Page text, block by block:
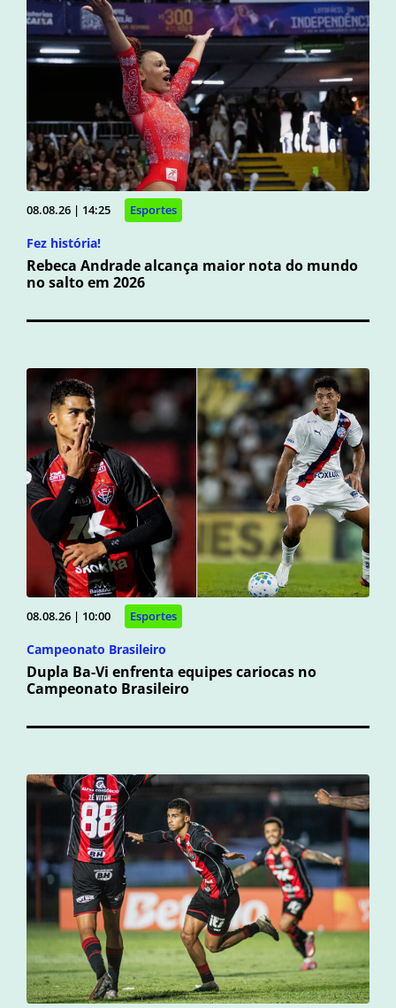
08.08.26 | 14:25 Esportes
Fez história!
Rebeca Andrade alcança maior nota do mundo
no salto em 2026
08.08.26 | 10:00 Esportes
Campeonato Brasileiro
Dupla Ba-Vi enfrenta equipes cariocas no
Campeonato Brasileiro